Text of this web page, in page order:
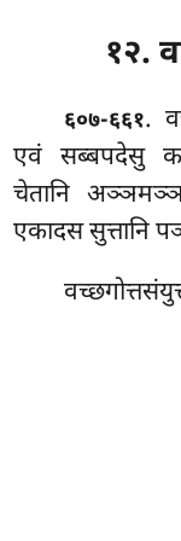
१२.
६०७-६६१.
एवं सब्बपदेसु
चेतानि
एकादस सुत्तानि